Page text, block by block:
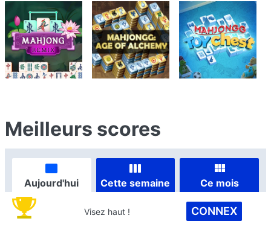
Meilleurs scores
Aujourd'hui Cette semaine Ce mois
Visez haut ! CONNEX